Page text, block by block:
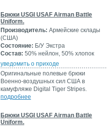
Брюки USGI USAF Airman Battle
Uniform.
Производитель: Армейские склады
(США)
Состояние: Б/У Экстра
Состав: 50% нейлон, 50% хлопок
уведомить о приходе
Оригинальные полевые брюки
Военно-воздушных сил США в
камуфляже Digital Tiger Stripes.
подробнее
Брюки USGI USAF Airman Battle
Uniform.